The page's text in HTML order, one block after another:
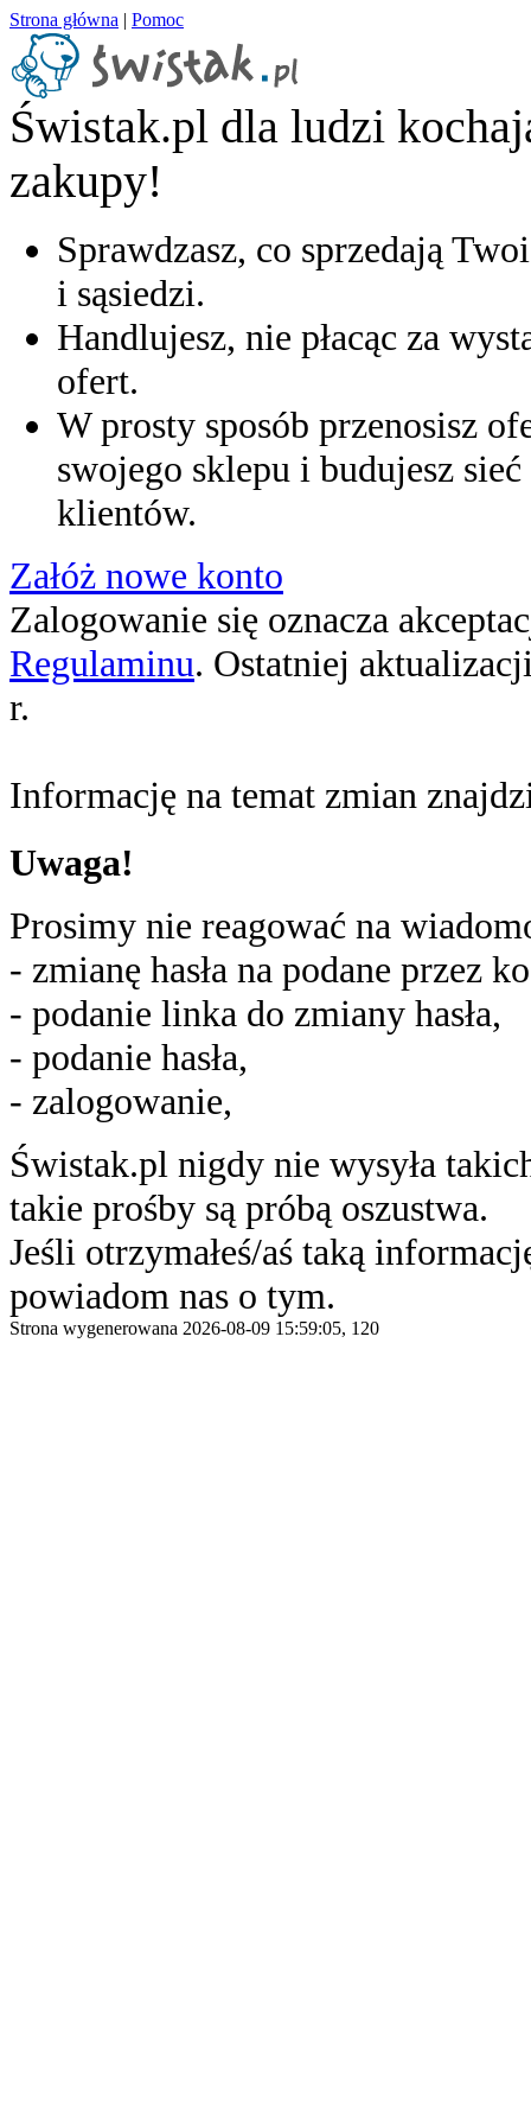
Strona główna | Pomoc
Świstak.pl dla ludzi
zakupy!
Sprawdzasz, co sprzedają
i sąsiedzi.
Handlujesz, nie płacąc za
ofert.
W prosty sposób przenosisz
swojego sklepu i budujesz sieć
klientów.
Załóż nowe konto
Zalogowanie się oznacza
Regulaminu. Ostatniej
r.
Informację na temat zmian
Uwaga!
Prosimy nie reagować na
- zmianę hasła na podane przez
- podanie linka do zmiany hasła,
- podanie hasła,
- zalogowanie,
Świstak.pl nigdy nie wysyła
takie prośby są próbą oszustwa.
Jeśli otrzymałeś/aś taką
powiadom nas o tym.
Strona wygenerowana 2026-08-09 15:59:05, 120